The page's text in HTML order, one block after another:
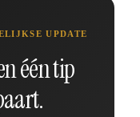
UPDATE
één tip